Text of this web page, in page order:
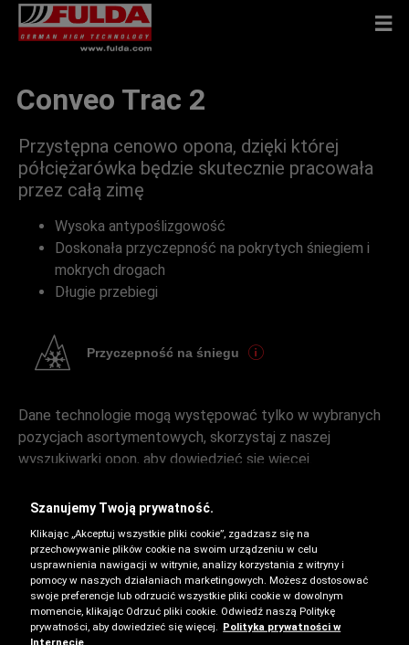
Conveo Trac 2
Przystępna cenowo opona, dzięki której
półciężarówka będzie skutecznie pracowała
przez całą zimę
Wysoka antypoślizgowość
Doskonała przyczepność na pokrytych śniegiem i
mokrych drogach
Długie przebiegi
Przyczepność na śniegu
Dane technologie mogą występować tylko w wybranych
pozycjach asortymentowych, skorzystaj z naszej
wyszukiwarki opon, aby dowiedzieć się więcej.
Szanujemy Twoją prywatność.
Klikając „Akceptuj wszystkie pliki cookie”, zgadzasz się na
przechowywanie plików cookie na swoim urządzeniu w celu
usprawnienia nawigacji w witrynie, analizy korzystania z witryny i
pomocy w naszych działaniach marketingowych. Możesz dostosować
swoje preferencje lub odrzucić wszystkie pliki cookie w dowolnym
momencie, klikając Odrzuć pliki cookie. Odwiedź naszą Politykę
prywatności, aby dowiedzieć się więcej.
Polityka prywatności w
Internecie